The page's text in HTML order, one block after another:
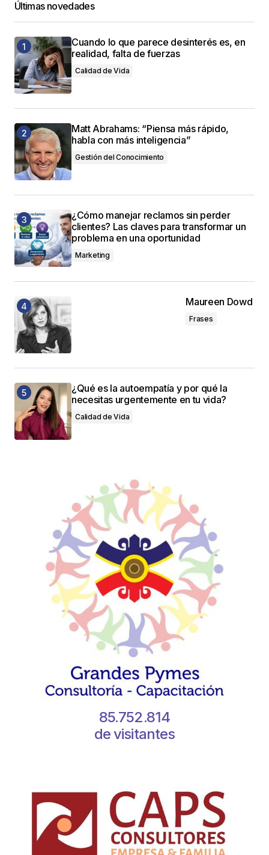
Últimas novedades
Cuando lo que parece desinterés es, en
realidad, falta de fuerzas
Calidad de Vida
Matt Abrahams: “Piensa más rápido,
habla con más inteligencia”
Gestión del Conocimiento
¿Cómo manejar reclamos sin perder
clientes? Las claves para transformar un
problema en una oportunidad
Marketing
Maureen Dowd
Frases
¿Qué es la autoempatía y por qué la
necesitas urgentemente en tu vida?
Calidad de Vida
85.752.814
de visitantes